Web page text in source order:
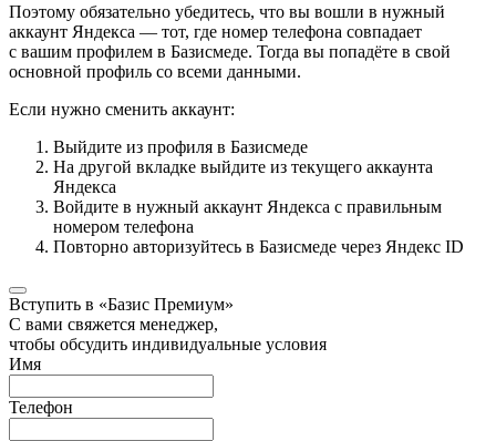
Поэтому обязательно убедитесь, что вы вошли в нужный
аккаунт Яндекса — тот, где номер телефона совпадает
с вашим профилем в Базисмеде. Тогда вы попадёте в свой
основной профиль со всеми данными.
Если нужно сменить аккаунт:
Выйдите из профиля в Базисмеде
На другой вкладке выйдите из текущего аккаунта
Яндекса
Войдите в нужный аккаунт Яндекса с правильным
номером телефона
Повторно авторизуйтесь в Базисмеде через Яндекс ID
Вступить в «Базис Премиум»
С вами свяжется менеджер,
чтобы обсудить индивидуальные условия
Имя
Телефон